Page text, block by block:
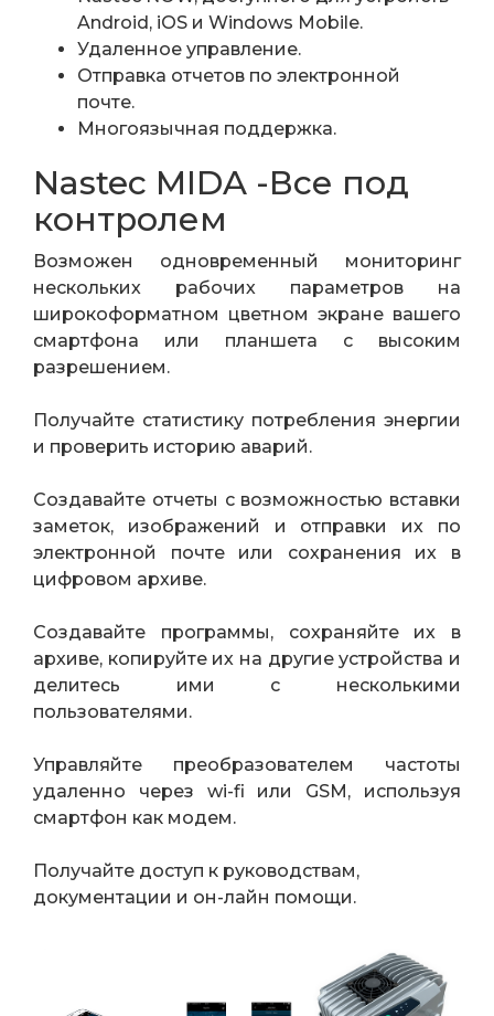
Android, iOS и Windows Mobile.
Удаленное управление.
Отправка отчетов по электронной
почте.
Многоязычная поддержка.
Nastec MIDA -Все под
контролем
Возможен одновременный мониторинг
нескольких рабочих параметров на
широкоформатном цветном экране вашего
смартфона или планшета с высоким
разрешением.
Получайте статистику потребления энергии
и проверить историю аварий.
Создавайте отчеты с возможностью вставки
заметок, изображений и отправки их по
электронной почте или сохранения их в
цифровом архиве.
Создавайте программы, сохраняйте их в
архиве, копируйте их на другие устройства и
делитесь ими с несколькими
пользователями.
Управляйте преобразователем частоты
удаленно через wi-fi или GSM, используя
смартфон как модем.
Получайте доступ к руководствам,
документации и он-лайн помощи.